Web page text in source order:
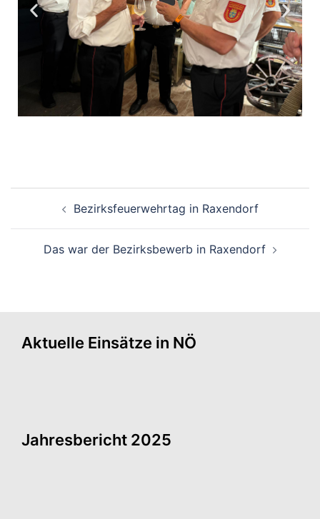
Bezirksfeuerwehrtag in Raxendorf
Das war der Bezirksbewerb in Raxendorf
Aktuelle Einsätze in NÖ
Jahresbericht 2025